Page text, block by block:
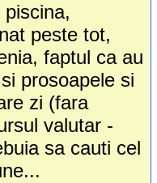
peste tot,
faptul ca au
prosoapele si
zi (fara
valutar -
sa cauti cel